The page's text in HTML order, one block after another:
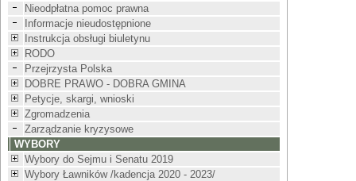
Nieodpłatna pomoc prawna
Informacje nieudostępnione
Instrukcja obsługi biuletynu
RODO
Przejrzysta Polska
DOBRE PRAWO - DOBRA GMINA
Petycje, skargi, wnioski
Zgromadzenia
Zarządzanie kryzysowe
WYBORY
Wybory do Sejmu i Senatu 2019
Wybory Ławników /kadencja 2020 - 2023/